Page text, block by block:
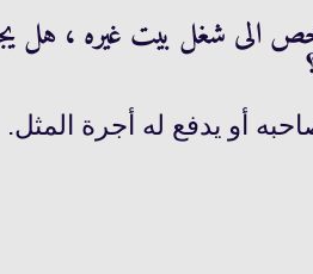
الى شغل بيت غيره ، هل
أو يدفع له أجرة المثل.